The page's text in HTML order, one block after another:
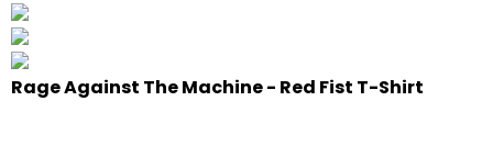
Rage Against The Machine - Red Fist T-Shirt